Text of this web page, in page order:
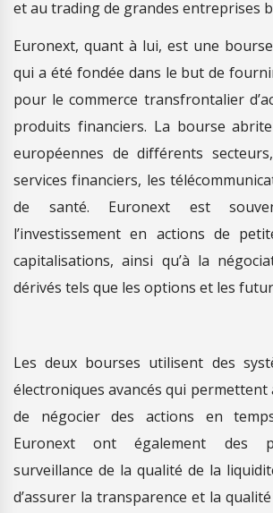
et au trading de grandes entreprises
Euronext, quant à lui, est une
qui a été fondée dans le but de
pour le commerce transfrontalier
produits financiers. La bourse
européennes de différents
services financiers, les
de santé. Euronext est
l’investissement en actions de
capitalisations, ainsi qu’à la
dérivés tels que les options et les
Les deux bourses utilisent des
électroniques avancés qui permettent
de négocier des actions en
Euronext ont également des
surveillance de la qualité de la
d’assurer la transparence et la